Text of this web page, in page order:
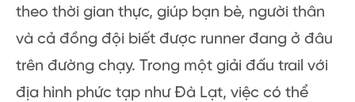
theo thời gian thực, giúp bạn bè, người thân
và cả đồng đội biết được runner đang ở đâu
trên đường chạy. Trong một giải đấu trail với
địa hình phức tạp như Đà Lạt, việc có thể